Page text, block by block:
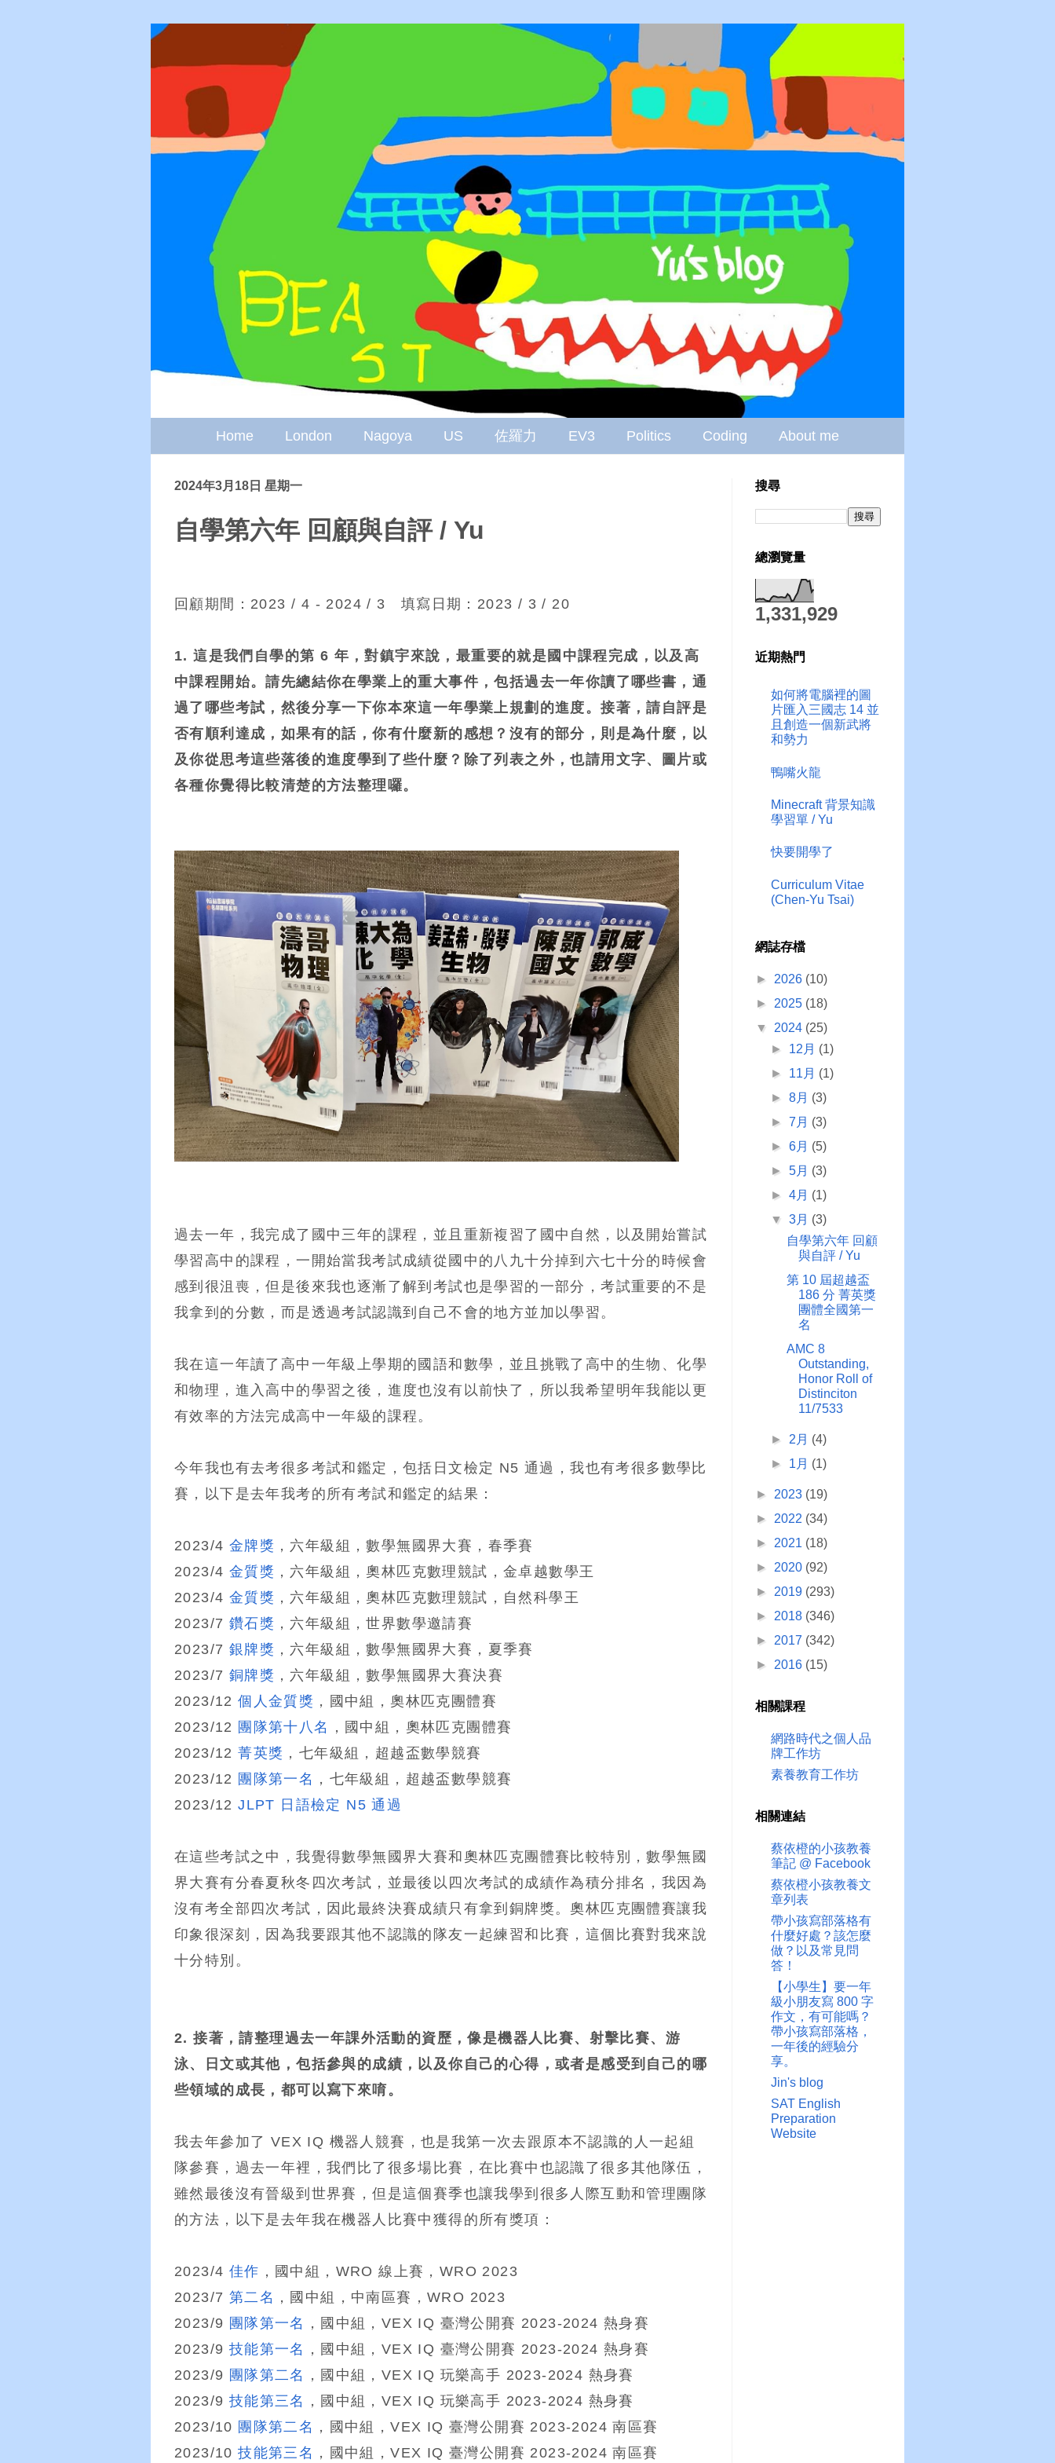
Home London Nagoya US 佐羅力 EV3 Politics Coding About me
2024年3月18日 星期一
自學第六年 回顧與自評 / Yu
回顧期間：2023 / 4 - 2024 / 3 填寫日期：2023 / 3 / 20
1. 這是我們自學的第 6 年，對鎮宇來說，最重要的就是國中課程完成，以及高
中課程開始。請先總結你在學業上的重大事件，包括過去一年你讀了哪些書，通
過了哪些考試，然後分享一下你本來這一年學業上規劃的進度。接著，請自評是
否有順利達成，如果有的話，你有什麼新的感想？沒有的部分，則是為什麼，以
及你從思考這些落後的進度學到了些什麼？除了列表之外，也請用文字、圖片或
各種你覺得比較清楚的方法整理囉。
過去一年，我完成了國中三年的課程，並且重新複習了國中自然，以及開始嘗試
學習高中的課程，一開始當我考試成績從國中的八九十分掉到六七十分的時候會
感到很沮喪，但是後來我也逐漸了解到考試也是學習的一部分，考試重要的不是
我拿到的分數，而是透過考試認識到自己不會的地方並加以學習。
我在這一年讀了高中一年級上學期的國語和數學，並且挑戰了高中的生物、化學
和物理，進入高中的學習之後，進度也沒有以前快了，所以我希望明年我能以更
有效率的方法完成高中一年級的課程。
今年我也有去考很多考試和鑑定，包括日文檢定 N5 通過，我也有考很多數學比
賽，以下是去年我考的所有考試和鑑定的結果：
2023/4 金牌獎 ，六年級組，數學無國界大賽，春季賽
2023/4 金質獎 ，六年級組，奧林匹克數理競試，金卓越數學王
2023/4 金質獎 ，六年級組，奧林匹克數理競試，自然科學王
2023/7 鑽石獎 ，六年級組，世界數學邀請賽
2023/7 銀牌獎 ，六年級組，數學無國界大賽，夏季賽
2023/7 銅牌獎 ，六年級組，數學無國界大賽決賽
2023/12個人金質獎 ，國中組，奧林匹克團體賽
2023/12 團隊第十八名
，國中組，奧林匹克團體賽
2023/12菁英獎 ，七年級組，超越盃數學競賽
2023/12 團隊第一名 ，七年級組，超越盃數學競賽
2023/12JLPT 日語檢定 N5 通過
在這些考試之中，我覺得數學無國界大賽和奧林匹克團體賽比較特別，數學無國
界大賽有分春夏秋冬四次考試，並最後以四次考試的成績作為積分排名，我因為
沒有考全部四次考試，因此最終決賽成績只有拿到銅牌獎。奧林匹克團體賽讓我
印象很深刻，因為我要跟其他不認識的隊友一起練習和比賽，這個比賽對我來說
十分特別。
2. 接著，請整理過去一年課外活動的資歷，像是機器人比賽、射擊比賽、游
泳、日文或其他，包括參與的成績，以及你自己的心得，或者是感受到自己的哪
些領域的成長，都可以寫下來唷。
我去年參加了 VEX IQ 機器人競賽，也是我第一次去跟原本不認識的人一起組
隊參賽，過去一年裡，我們比了很多場比賽，在比賽中也認識了很多其他隊伍，
雖然最後沒有晉級到世界賽，但是這個賽季也讓我學到很多人際互動和管理團隊
的方法，以下是去年我在機器人比賽中獲得的所有獎項：
2023/4 佳作 ，國中組，WRO 線上賽，WRO 2023
2023/7 第二名 ，國中組，中南區賽，WRO 2023
2023/9 團隊第一名
，國中組，VEX IQ 臺灣公開賽 2023-2024 熱身賽
2023/9 技能第一名
，國中組，VEX IQ 臺灣公開賽 2023-2024 熱身賽
2023/9 團隊第二名
，國中組，VEX IQ 玩樂高手 2023-2024 熱身賽
2023/9 技能第三名
，國中組，VEX IQ 玩樂高手 2023-2024 熱身賽
2023/10 團隊第二名 ，國中組，VEX IQ 臺灣公開賽 2023-2024 南區賽
2023/10技能第三名 ，國中組，VEX IQ 臺灣公開賽 2023-2024 南區賽
搜尋
總瀏覽量
1,331,929
近期熱門
如何將電腦裡的圖
片匯入三國志 14 並
且創造一個新武將
和勢力
鴨嘴火龍
Minecraft 背景知識
學習單 / Yu
快要開學了
Curriculum Vitae
(Chen-Yu Tsai)
網誌存檔
► 2026 (10)
► 2025 (18)
▼ 2024 (25)
► 12月 (1)
► 11月 (1)
►8月 (3)
►7月 (3)
►6月 (5)
►5月 (3)
►4月 (1)
▼3月 (3)
自學第六年 回顧
與自評 / Yu
第 10 屆超越盃
186 分 菁英獎
團體全國第一
名
AMC 8
Outstanding,
Honor Roll of
Distinciton
11/7533
► 2月 (4)
► 1月 (1)
► 2023 (19)
► 2022 (34)
► 2021 (18)
► 2020 (92)
► 2019 (293)
► 2018 (346)
► 2017 (342)
► 2016 (15)
相關課程
網路時代之個人品
牌工作坊
素養教育工作坊
相關連結
蔡依橙的小孩教養
筆記 @ Facebook
蔡依橙小孩教養文
章列表
帶小孩寫部落格有
什麼好處？該怎麼
做？以及常見問
答！
【小學生】要一年
級小朋友寫 800 字
作文，有可能嗎？
帶小孩寫部落格，
一年後的經驗分
享。
Jin's blog
SAT English
Preparation
Website